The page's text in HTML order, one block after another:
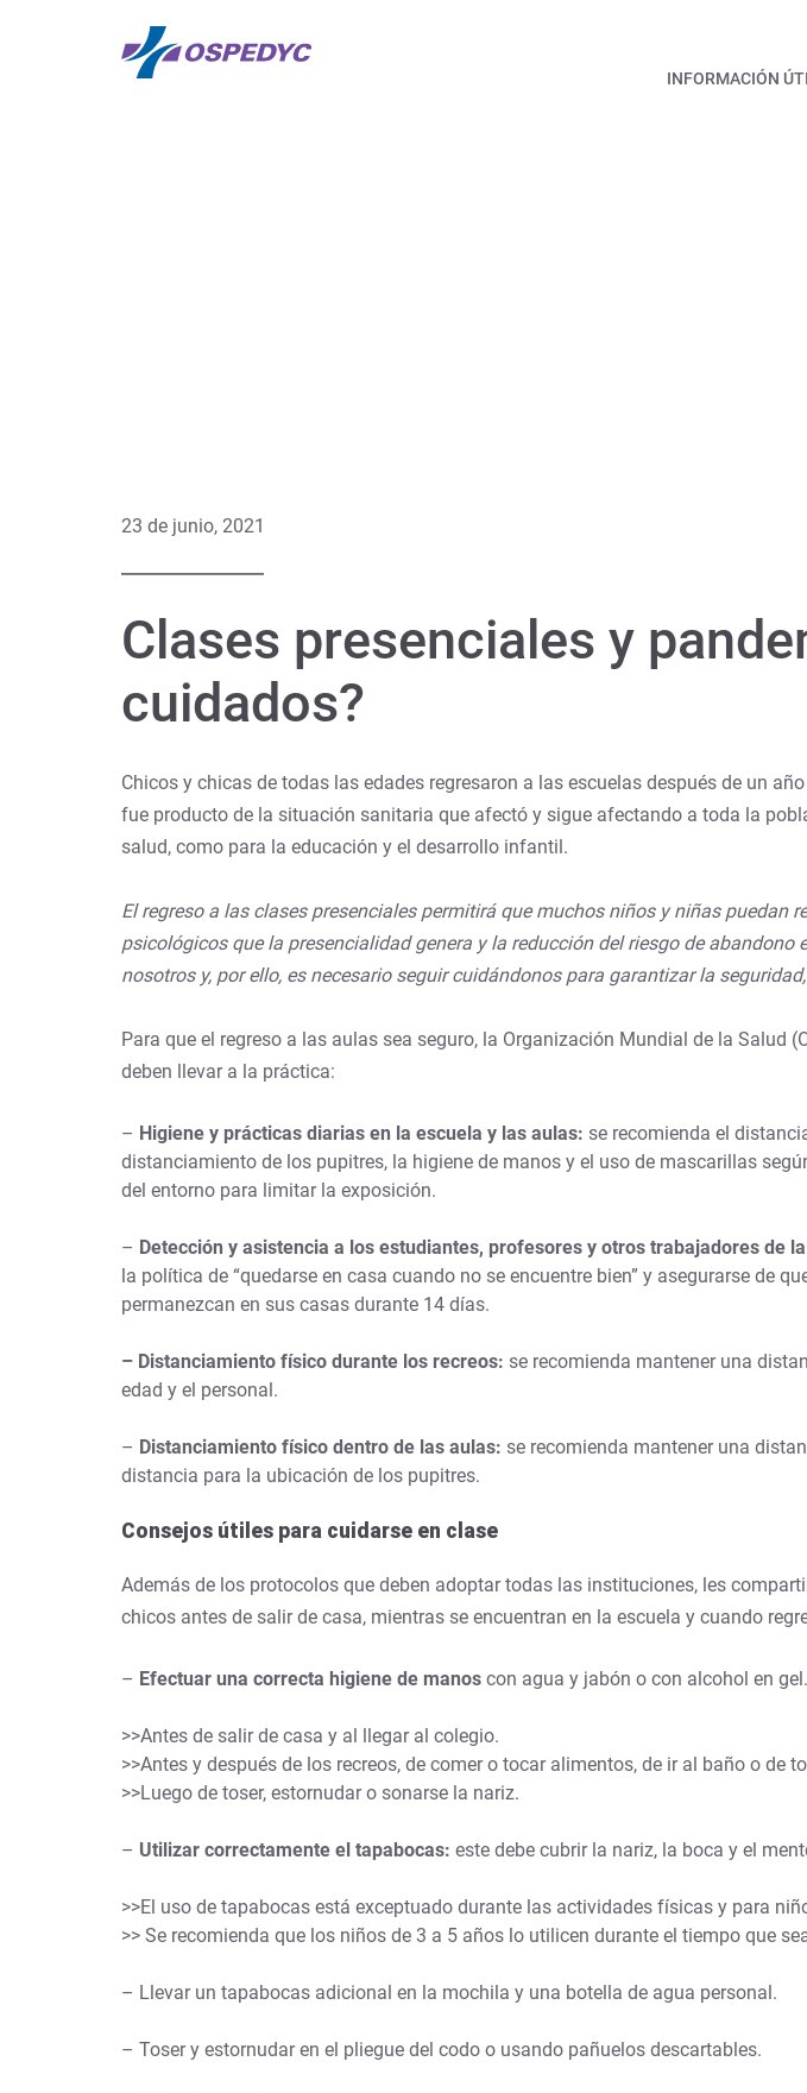
INFORMACIÓN
23 de junio, 2021
Clases presenciales y
cuidados?
Chicos y chicas de todas las edades regresaron a las escuelas después de un
fue producto de la situación sanitaria que afectó y sigue afectando a toda la
salud, como para la educación y el desarrollo infantil.
El regreso a las clases presenciales permitirá que muchos niños y niñas
psicológicos que la presencialidad genera y la reducción del riesgo de abandono
nosotros y, por ello, es necesario seguir cuidándonos para garantizar la
Para que el regreso a las aulas sea seguro, la Organización Mundial de la
deben llevar a la práctica:
– Higiene y prácticas diarias en la escuela y las aulas: se recomienda el
distanciamiento de los pupitres, la higiene de manos y el uso de mascarillas
del entorno para limitar la exposición.
– Detección y asistencia a los estudiantes, profesores y otros trabajadores de
la política de “quedarse en casa cuando no se encuentre bien” y asegurarse de
permanezcan en sus casas durante 14 días.
– Distanciamiento físico durante los recreos: se recomienda mantener una
edad y el personal.
– Distanciamiento físico dentro de las aulas: se recomienda mantener una
distancia para la ubicación de los pupitres.
Consejos útiles para cuidarse en clase
Además de los protocolos que deben adoptar todas las instituciones, les
chicos antes de salir de casa, mientras se encuentran en la escuela y cuando
– Efectuar una correcta higiene de manos con agua y jabón o con alcohol en
>>Antes de salir de casa y al llegar al colegio.
>>Antes y después de los recreos, de comer o tocar alimentos, de ir al baño o de
>>Luego de toser, estornudar o sonarse la nariz.
– Utilizar correctamente el tapabocas: este debe cubrir la nariz, la boca y el
>>El uso de tapabocas está exceptuado durante las actividades físicas y para
>> Se recomienda que los niños de 3 a 5 años lo utilicen durante el tiempo que
– Llevar un tapabocas adicional en la mochila y una botella de agua personal.
– Toser y estornudar en el pliegue del codo o usando pañuelos descartables.